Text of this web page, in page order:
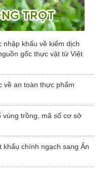
khẩu về kiểm dịch
gốc thực vật từ Việt
về an toàn thực phẩm
trồng, mã số cơ sở
chính ngạch sang Ấn